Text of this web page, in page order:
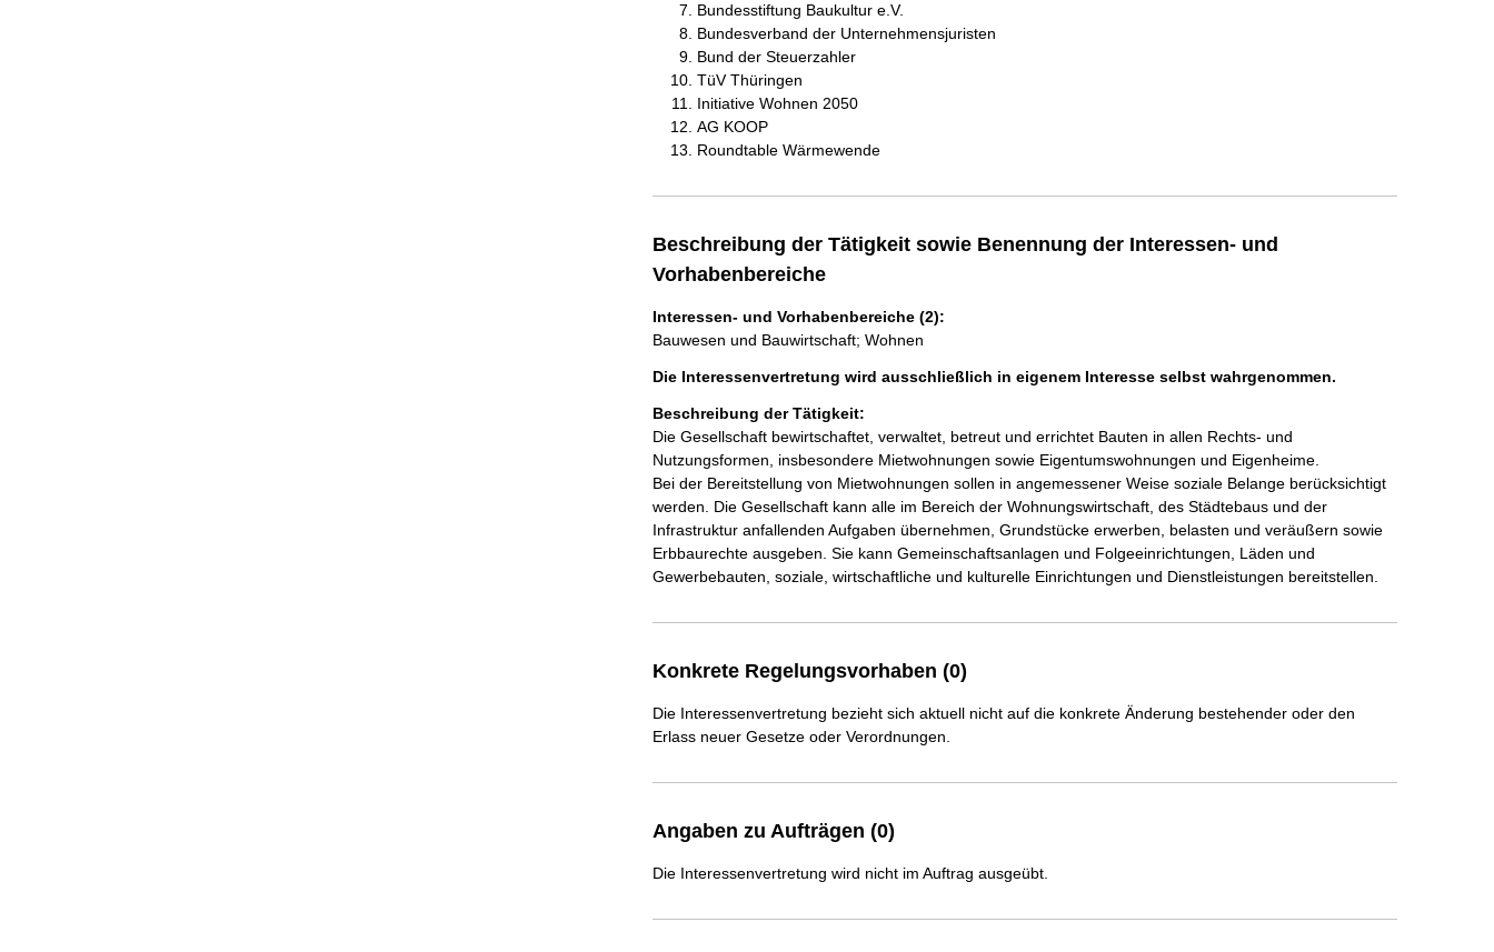
Bundesstiftung Baukultur e.V.
Bundesverband der Unternehmensjuristen
Bund der Steuerzahler
TüV Thüringen
Initiative Wohnen 2050
AG KOOP
Roundtable Wärmewende
Beschreibung der Tätigkeit sowie Benennung der Interessen- und
Vorhabenbereiche
Interessen- und Vorhabenbereiche (2):
Bauwesen und Bauwirtschaft; Wohnen
Die Interessenvertretung wird ausschließlich in eigenem Interesse selbst wahrgenommen.
Beschreibung der Tätigkeit:
Die Gesellschaft bewirtschaftet, verwaltet, betreut und errichtet Bauten in allen Rechts- und
Nutzungsformen, insbesondere Mietwohnungen sowie Eigentumswohnungen und Eigenheime.
Bei der Bereitstellung von Mietwohnungen sollen in angemessener Weise soziale Belange berücksichtigt
werden. Die Gesellschaft kann alle im Bereich der Wohnungswirtschaft, des Städtebaus und der
Infrastruktur anfallenden Aufgaben übernehmen, Grundstücke erwerben, belasten und veräußern sowie
Erbbaurechte ausgeben. Sie kann Gemeinschaftsanlagen und Folgeeinrichtungen, Läden und
Gewerbebauten, soziale, wirtschaftliche und kulturelle Einrichtungen und Dienstleistungen bereitstellen.
Konkrete Regelungsvorhaben (0)
Die Interessenvertretung bezieht sich aktuell nicht auf die konkrete Änderung bestehender oder den
Erlass neuer Gesetze oder Verordnungen.
Angaben zu Aufträgen (0)
Die Interessenvertretung wird nicht im Auftrag ausgeübt.